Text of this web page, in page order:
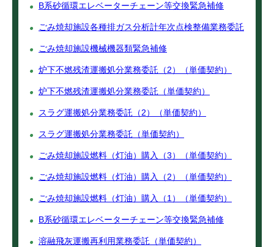
B系砂循環エレベーターチェーン等交換緊急補修
ごみ焼却施設各種排ガス分析計年次点検整備業務委託
ごみ焼却施設機械機器類緊急補修
炉下不燃残渣運搬処分業務委託（2）（単価契約）
炉下不燃残渣運搬処分業務委託（単価契約）
スラグ運搬処分業務委託（2）（単価契約）
スラグ運搬処分業務委託（単価契約）
ごみ焼却施設燃料（灯油）購入（3）（単価契約）
ごみ焼却施設燃料（灯油）購入（2）（単価契約）
ごみ焼却施設燃料（灯油）購入（1）（単価契約）
B系砂循環エレベーターチェーン等交換緊急補修
溶融飛灰運搬再利用業務委託（単価契約）